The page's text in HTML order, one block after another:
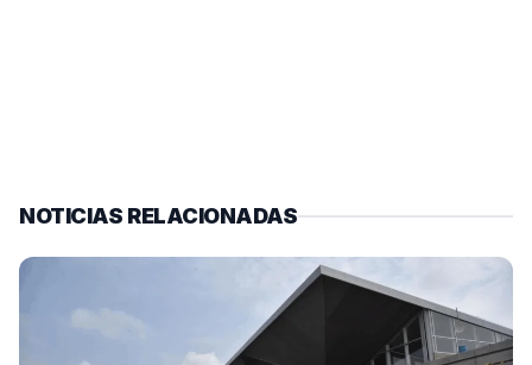
NOTICIAS RELACIONADAS